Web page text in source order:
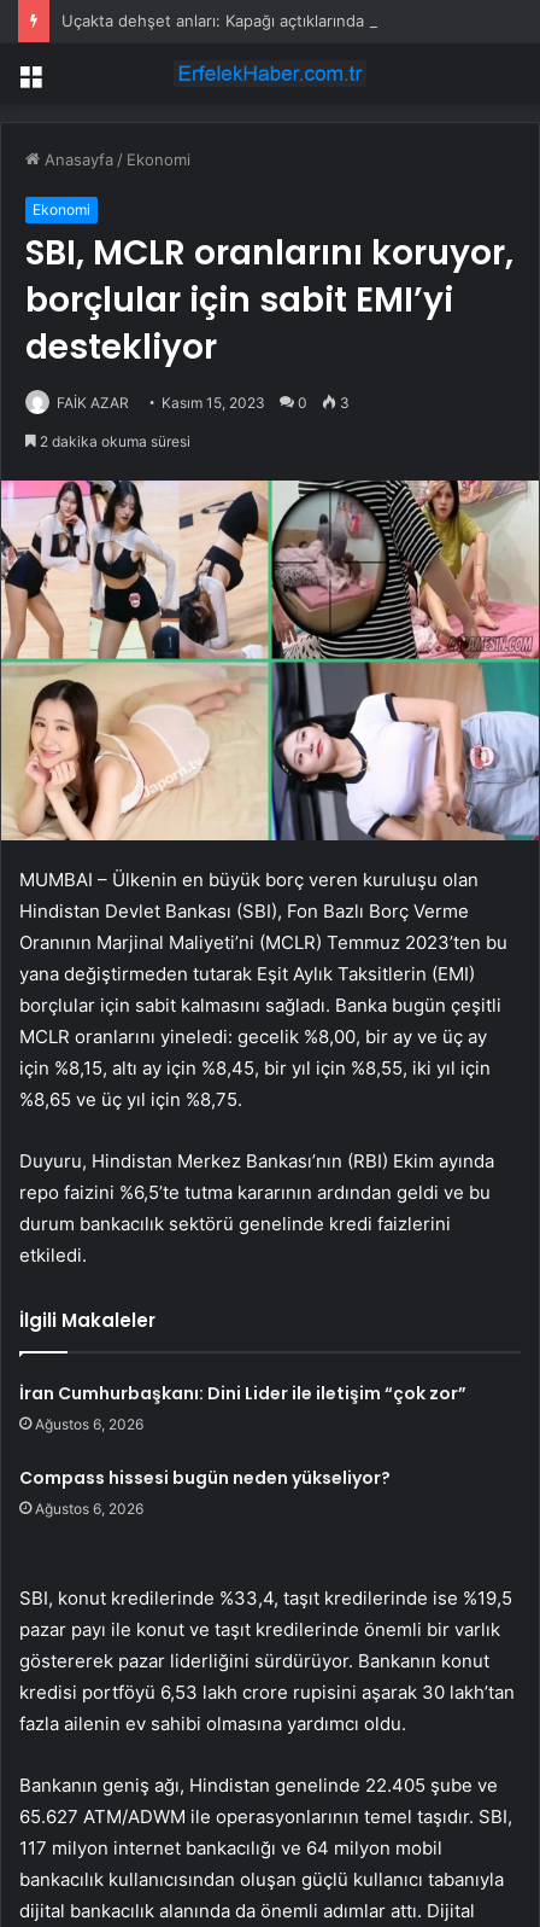
Menü
Anasayfa / Ekonomi
Ekonomi
SBI, MCLR oranlarını koruyor,
borçlular için sabit EMI’yi
destekliyor
FAİK AZAR Kasım 15, 2023 0 3
2 dakika okuma süresi
MUMBAI – Ülkenin en büyük borç veren kuruluşu olan
Hindistan Devlet Bankası (SBI), Fon Bazlı Borç Verme
Oranının Marjinal Maliyeti’ni (MCLR) Temmuz 2023’ten bu
yana değiştirmeden tutarak Eşit Aylık Taksitlerin (EMI)
borçlular için sabit kalmasını sağladı. Banka bugün çeşitli
MCLR oranlarını yineledi: gecelik %8,00, bir ay ve üç ay
için %8,15, altı ay için %8,45, bir yıl için %8,55, iki yıl için
%8,65 ve üç yıl için %8,75.
Duyuru, Hindistan Merkez Bankası’nın (RBI) Ekim ayında
repo faizini %6,5’te tutma kararının ardından geldi ve bu
durum bankacılık sektörü genelinde kredi faizlerini
etkiledi.
İlgili Makaleler
İran Cumhurbaşkanı: Dini Lider ile iletişim “çok zor”
Ağustos 6, 2026
Compass hissesi bugün neden yükseliyor?
Ağustos 6, 2026
SBI, konut kredilerinde %33,4, taşıt kredilerinde ise %19,5
pazar payı ile konut ve taşıt kredilerinde önemli bir varlık
göstererek pazar liderliğini sürdürüyor. Bankanın konut
kredisi portföyü 6,53 lakh crore rupisini aşarak 30 lakh’tan
fazla ailenin ev sahibi olmasına yardımcı oldu.
Bankanın geniş ağı, Hindistan genelinde 22.405 şube ve
65.627 ATM/ADWM ile operasyonlarının temel taşıdır. SBI,
117 milyon internet bankacılığı ve 64 milyon mobil
bankacılık kullanıcısından oluşan güçlü kullanıcı tabanıyla
dijital bankacılık alanında da önemli adımlar attı. Dijital